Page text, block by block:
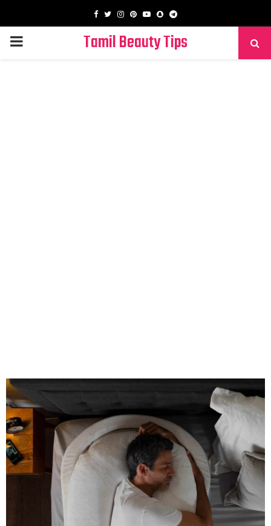
Facebook
TwitterInstagram
PinterestYoutube
SnapchatTelegram
PRIMARY
Tamil Beauty Tips